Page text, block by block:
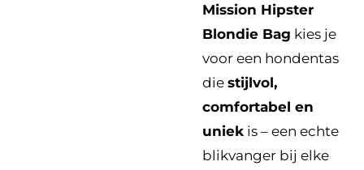
Mission Hipster
Blondie Bag kies je
voor een hondentas
die stijlvol,
comfortabel en
uniek is – een echte
blikvanger bij elke